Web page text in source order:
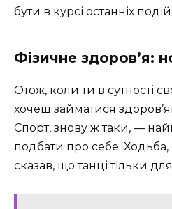
бути в курсі останніх подій.
Фізичне здоров’я:
Отож, коли ти в сутності
хочеш займатися
Спорт, знову ж таки, —
подбати про себе. Ходьба,
сказав, що танці тільки